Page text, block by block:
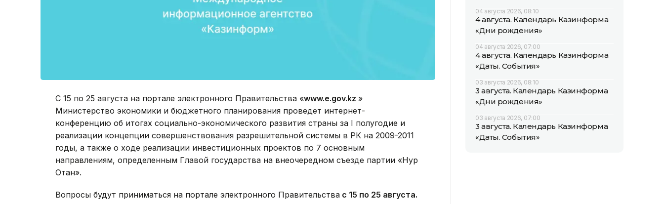
С 15 по 25 августа на портале электронного Правительства «www.e.gov.kz »
Министерство экономики и бюджетного планирования проведет интернет-
конференцию об итогах социально-экономического развития страны за I полугодие и
реализации концепции совершенствования разрешительной системы в РК на 2009-2011
годы, а также о ходе реализации инвестиционных проектов по 7 основным
направлениям, определенным Главой государства на внеочередном съезде партии «Нур
Отан».
Вопросы будут приниматься на портале электронного Правительства с 15 по 25 августа.
04 августа 2026, 08:10
4 августа. Календарь Казинформа
«Дни рождения»
04 августа 2026, 07:00
4 августа. Календарь Казинформа
«Даты. События»
03 августа 2026, 08:10
3 августа. Календарь Казинформа
«Дни рождения»
03 августа 2026, 07:00
3 августа. Календарь Казинформа
«Даты. События»